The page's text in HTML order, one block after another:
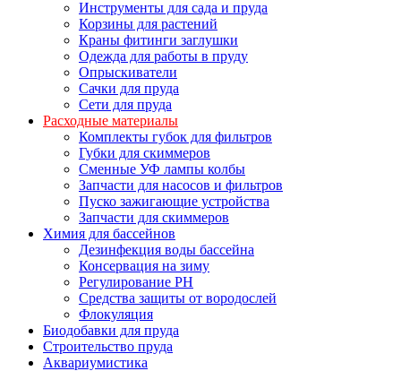
Инструменты для сада и пруда
Корзины для растений
Краны фитинги заглушки
Одежда для работы в пруду
Опрыскиватели
Сачки для пруда
Сети для пруда
Расходные материалы
Комплекты губок для фильтров
Губки для скиммеров
Сменные УФ лампы колбы
Запчасти для насосов и фильтров
Пуско зажигающие устройства
Запчасти для скиммеров
Химия для бассейнов
Дезинфекция воды бассейна
Консервация на зиму
Регулирование PH
Средства защиты от вородослей
Флокуляция
Биодобавки для пруда
Строительство пруда
Аквариумистика